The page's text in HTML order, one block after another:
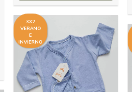
3X2
VERANO
E
INVIERNO